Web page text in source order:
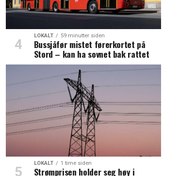
LOKALT 59 minutter siden
Bussjåfør mistet førerkortet på
Stord – kan ha sovnet bak rattet
LOKALT 1 time siden
Strømprisen holder seg høy i